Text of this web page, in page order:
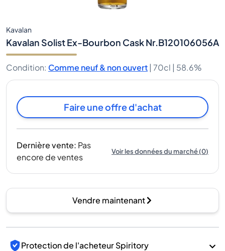
Kavalan
Kavalan Solist Ex-Bourbon Cask Nr.B120106056A
Condition: Comme neuf & non ouvert | 70cl | 58.6%
Faire une offre d'achat
Dernière vente: Pas
encore de ventes
Voir les données du marché(0)
Vendre maintenant
Protection de l'acheteur Spiritory